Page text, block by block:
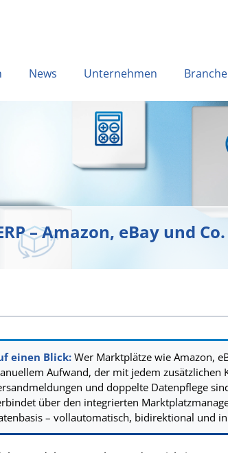
News Unternehmen
– Amazon, eBay und
einen Blick:Wer Marktplätze wie Amazon,
Aufwand, der mit jedem zusätzlichen
und doppelte Datenpflege
über den integrierten
– vollautomatisch, bidirektional und in